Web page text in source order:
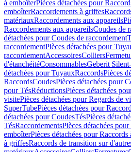
à emboîterPièces détachées pour
emboîterRaccordements à griffes
matériauxRaccordements aux appareils
Raccordements aux appareilsCoudes de
détachées pour Coudes de raccordement
raccordementPièces détachées pour
raccordementAccessoiresColliers
d'étanchéitéConsommablesGeberit
détachées pour TuyauxRaccordsPièces
RaccordsCoudesPièces détachées pour
pour TésRéductionsPièces détachées
visitePièces détachées pour Regards de
SuperTubePièces détachées pour
détachées pour CoudesTésPièces
TésRaccordementsPièces détachées
emboîterPièces détachées pour Raccords
à griffesRaccords de transition sur